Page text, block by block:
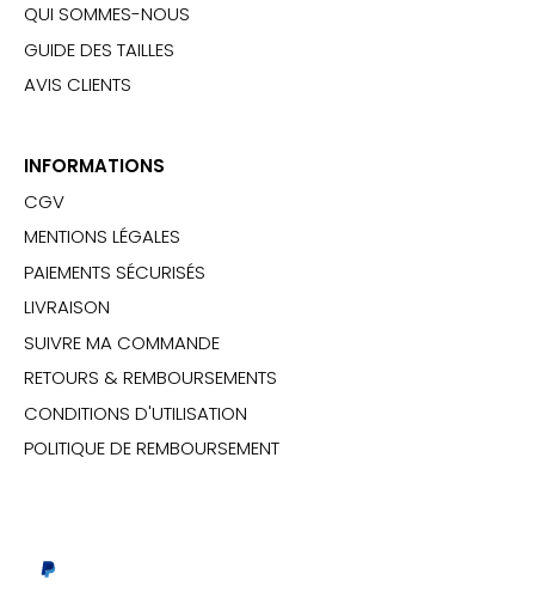
QUI SOMMES-NOUS
GUIDE DES TAILLES
AVIS CLIENTS
INFORMATIONS
CGV
MENTIONS LÉGALES
PAIEMENTS SÉCURISÉS
LIVRAISON
SUIVRE MA COMMANDE
RETOURS & REMBOURSEMENTS
CONDITIONS D'UTILISATION
POLITIQUE DE REMBOURSEMENT